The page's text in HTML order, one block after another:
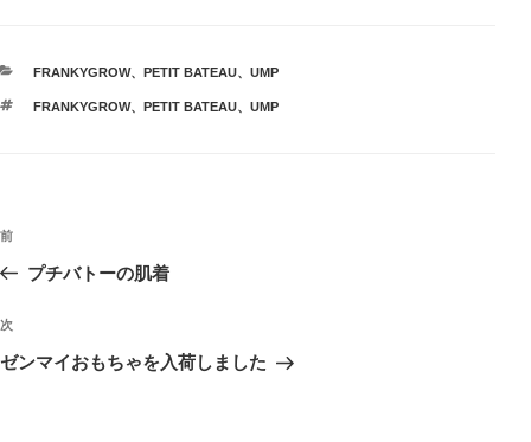
カ
ゴ
FRANKYGROW、 PETIT BATEAU、 UMP
タ
FRANKYGROW、 PETIT BATEAU、 UMP
投
ビ
ゲ
前
の
稿
前
プチバトーの肌着
次
の
次
ゼンマイおもちゃを入荷しました